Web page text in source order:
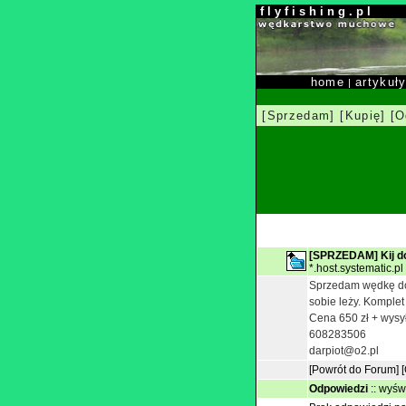
f l y f i s h i n g . p l
home |artykuły
[Sprzedam] [Kupię]
[SPRZEDAM] Kij
*.host.systematic.pl
Sprzedam wędkę
sobie leży.
Cena 650 zł +
608283506
darpiot@o2.pl
[Powrót do Forum]
Odpowiedzi ::